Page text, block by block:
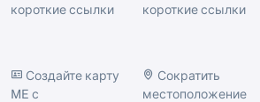
короткие ссылки
короткие ссылки
Создайте карту
ME с
Сократить
местоположение